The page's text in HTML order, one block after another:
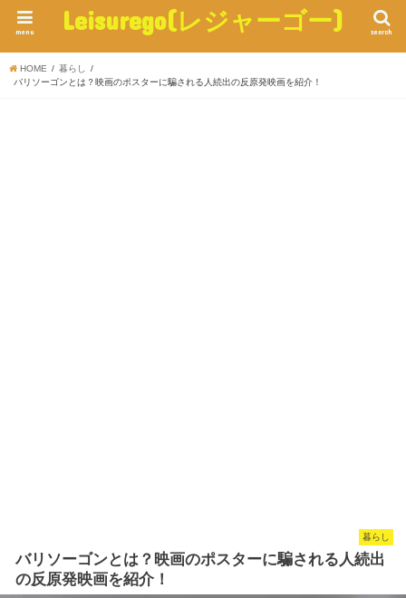
Leisurego(レジャーゴー) search
menu
HOME
暮らし
バリソーゴンとは？映画のポスターに騙される人続出の反原発映画を紹介！
暮らし
バリソーゴンとは？映画のポスターに騙される人続出
の反原発映画を紹介！